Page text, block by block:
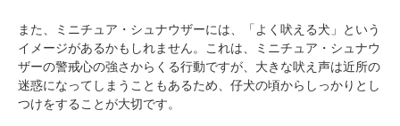
また、ミニチュア・シュナウザーには、「よく吠える犬」という
イメージがあるかもしれません。これは、ミニチュア・シュナウ
ザーの警戒心の強さからくる行動ですが、大きな吠え声は近所の
迷惑になってしまうこともあるため、仔犬の頃からしっかりとし
つけをすることが大切です。